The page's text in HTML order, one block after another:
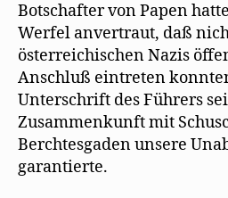
Botschafter von Papen
Werfel anvertraut, daß
österreichischen Nazis
Anschluß eintreten
Unterschrift des Führers
Zusammenkunft mit
Berchtesgaden unsere
garantierte.